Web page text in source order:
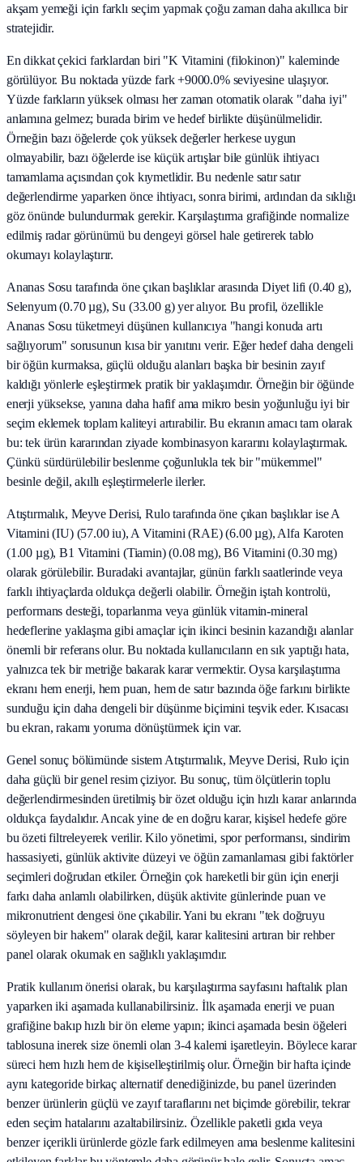
akşam yemeği için farklı seçim yapmak çoğu zaman daha akıllıca bir
stratejidir.
En dikkat çekici farklardan biri "K Vitamini (filokinon)" kaleminde
görülüyor. Bu noktada yüzde fark +9000.0% seviyesine ulaşıyor.
Yüzde farkların yüksek olması her zaman otomatik olarak "daha iyi"
anlamına gelmez; burada birim ve hedef birlikte düşünülmelidir.
Örneğin bazı öğelerde çok yüksek değerler herkese uygun
olmayabilir, bazı öğelerde ise küçük artışlar bile günlük ihtiyacı
tamamlama açısından çok kıymetlidir. Bu nedenle satır satır
değerlendirme yaparken önce ihtiyacı, sonra birimi, ardından da sıklığı
göz önünde bulundurmak gerekir. Karşılaştırma grafiğinde normalize
edilmiş radar görünümü bu dengeyi görsel hale getirerek tablo
okumayı kolaylaştırır.
Ananas Sosu tarafında öne çıkan başlıklar arasında Diyet lifi (0.40 g),
Selenyum (0.70 µg), Su (33.00 g) yer alıyor. Bu profil, özellikle
Ananas Sosu tüketmeyi düşünen kullanıcıya "hangi konuda artı
sağlıyorum" sorusunun kısa bir yanıtını verir. Eğer hedef daha dengeli
bir öğün kurmaksa, güçlü olduğu alanları başka bir besinin zayıf
kaldığı yönlerle eşleştirmek pratik bir yaklaşımdır. Örneğin bir öğünde
enerji yüksekse, yanına daha hafif ama mikro besin yoğunluğu iyi bir
seçim eklemek toplam kaliteyi artırabilir. Bu ekranın amacı tam olarak
bu: tek ürün kararından ziyade kombinasyon kararını kolaylaştırmak.
Çünkü sürdürülebilir beslenme çoğunlukla tek bir "mükemmel"
besinle değil, akıllı eşleştirmelerle ilerler.
Atıştırmalık, Meyve Derisi, Rulo tarafında öne çıkan başlıklar ise A
Vitamini (IU) (57.00 iu), A Vitamini (RAE) (6.00 µg), Alfa Karoten
(1.00 µg), B1 Vitamini (Tiamin) (0.08 mg), B6 Vitamini (0.30 mg)
olarak görülebilir. Buradaki avantajlar, günün farklı saatlerinde veya
farklı ihtiyaçlarda oldukça değerli olabilir. Örneğin iştah kontrolü,
performans desteği, toparlanma veya günlük vitamin-mineral
hedeflerine yaklaşma gibi amaçlar için ikinci besinin kazandığı alanlar
önemli bir referans olur. Bu noktada kullanıcıların en sık yaptığı hata,
yalnızca tek bir metriğe bakarak karar vermektir. Oysa karşılaştırma
ekranı hem enerji, hem puan, hem de satır bazında öğe farkını birlikte
sunduğu için daha dengeli bir düşünme biçimini teşvik eder. Kısacası
bu ekran, rakamı yoruma dönüştürmek için var.
Genel sonuç bölümünde sistem Atıştırmalık, Meyve Derisi, Rulo için
daha güçlü bir genel resim çiziyor. Bu sonuç, tüm ölçütlerin toplu
değerlendirmesinden üretilmiş bir özet olduğu için hızlı karar anlarında
oldukça faydalıdır. Ancak yine de en doğru karar, kişisel hedefe göre
bu özeti filtreleyerek verilir. Kilo yönetimi, spor performansı, sindirim
hassasiyeti, günlük aktivite düzeyi ve öğün zamanlaması gibi faktörler
seçimleri doğrudan etkiler. Örneğin çok hareketli bir gün için enerji
farkı daha anlamlı olabilirken, düşük aktivite günlerinde puan ve
mikronutrient dengesi öne çıkabilir. Yani bu ekranı "tek doğruyu
söyleyen bir hakem" olarak değil, karar kalitesini artıran bir rehber
panel olarak okumak en sağlıklı yaklaşımdır.
Pratik kullanım önerisi olarak, bu karşılaştırma sayfasını haftalık plan
yaparken iki aşamada kullanabilirsiniz. İlk aşamada enerji ve puan
grafiğine bakıp hızlı bir ön eleme yapın; ikinci aşamada besin öğeleri
tablosuna inerek size önemli olan 3-4 kalemi işaretleyin. Böylece karar
süreci hem hızlı hem de kişiselleştirilmiş olur. Örneğin bir hafta içinde
aynı kategoride birkaç alternatif denediğinizde, bu panel üzerinden
benzer ürünlerin güçlü ve zayıf taraflarını net biçimde görebilir, tekrar
eden seçim hatalarını azaltabilirsiniz. Özellikle paketli gıda veya
benzer içerikli ürünlerde gözle fark edilmeyen ama beslenme kalitesini